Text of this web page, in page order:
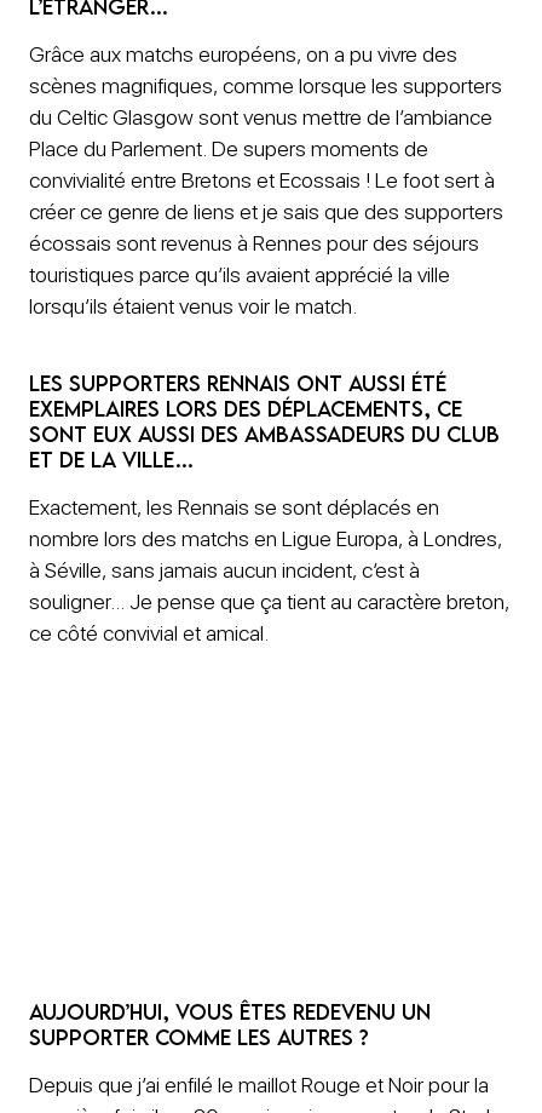
l’étranger…
Grâce aux matchs européens, on a pu vivre des
scènes magnifiques, comme lorsque les supporters
du Celtic Glasgow sont venus mettre de l’ambiance
Place du Parlement. De supers moments de
convivialité entre Bretons et Ecossais ! Le foot sert à
créer ce genre de liens et je sais que des supporters
écossais sont revenus à Rennes pour des séjours
touristiques parce qu’ils avaient apprécié la ville
lorsqu’ils étaient venus voir le match.
Les supporters rennais ont aussi été
exemplaires lors des déplacements, ce
sont eux aussi des ambassadeurs du club
et de la ville…
Exactement, les Rennais se sont déplacés en
nombre lors des matchs en Ligue Europa, à Londres,
à Séville, sans jamais aucun incident, c’est à
souligner… Je pense que ça tient au caractère breton,
ce côté convivial et amical.
Aujourd’hui, vous êtes redevenu un
supporter comme les autres ?
Depuis que j’ai enfilé le maillot Rouge et Noir pour la